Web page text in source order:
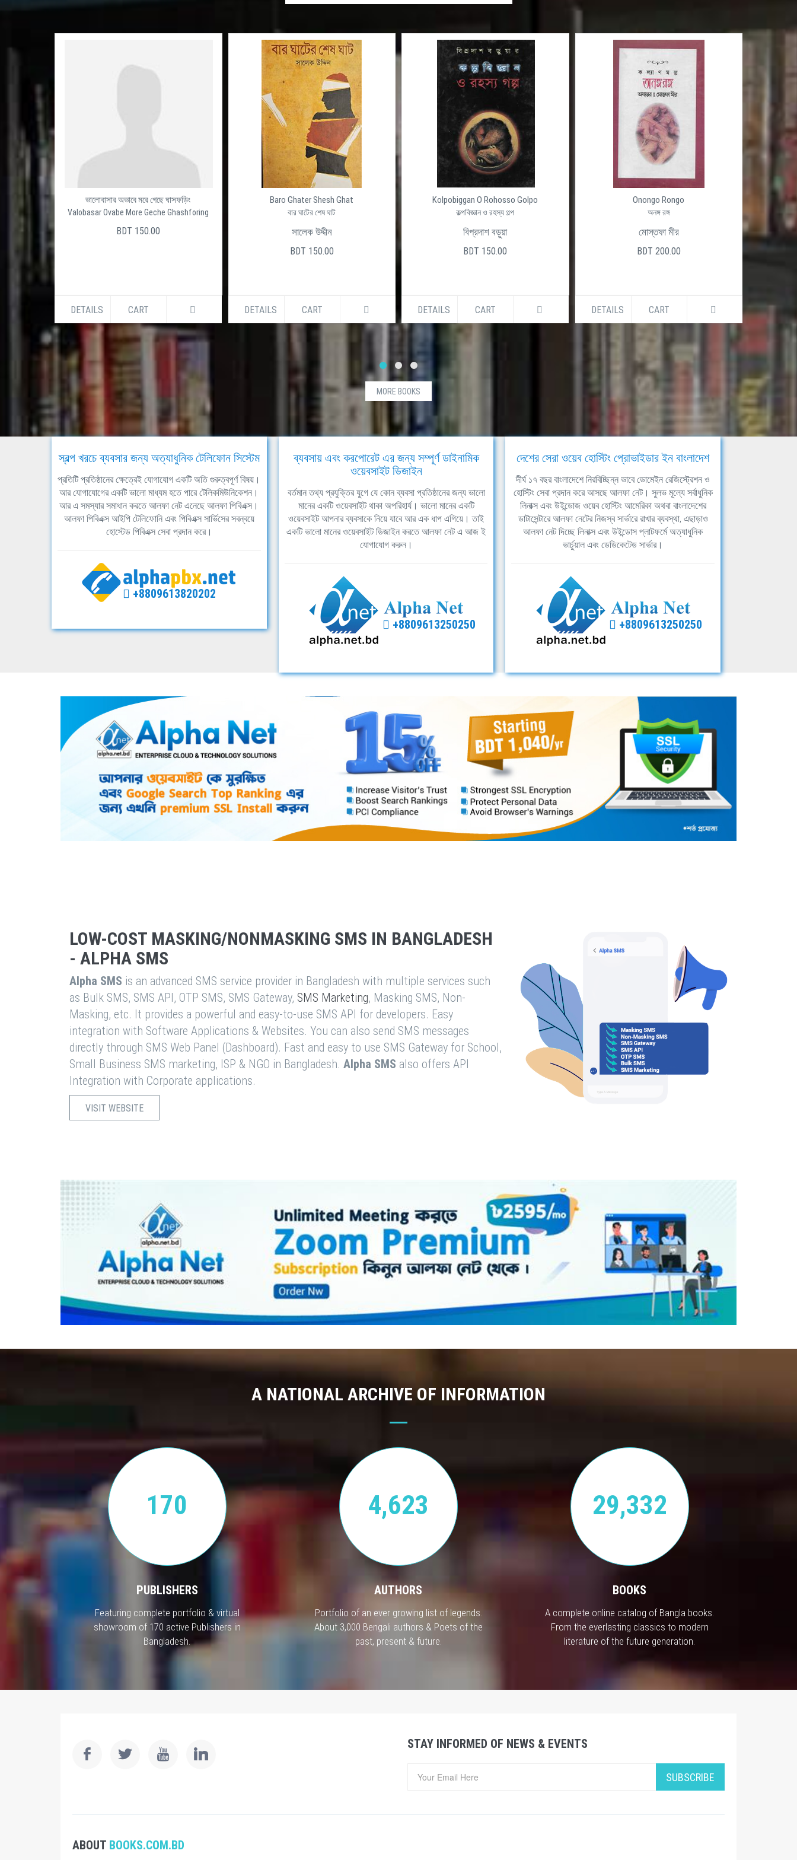
ভালোবাসার অভাবে মরে গেছে ঘাসফড়িং
Valobasar Ovabe More Geche Ghashforing
BDT 150.00
DETAILS CART
Baro Ghater Shesh Ghat
বার ঘাটের শেষ ঘাট
সালেক উদ্দীন
BDT 150.00
DETAILS CART
Kolpobiggan O Rohosso Golpo
কল্পবিজ্ঞান ও রহস্য গল্প
বিপ্রদাশ বড়ুয়া
BDT 150.00
DETAILS CART
Onongo Rongo
অনঙ্গ রঙ্গ
মোস্তফা মীর
BDT 200.00
DETAILS CART
MORE BOOKS
স্বল্প খরচে ব্যবসার জন্য অত্যাধুনিক টেলিফোন সিস্টেম
প্রতিটি প্রতিষ্ঠানের ক্ষেত্রেই যোগাযোগ একটি অতি গুরুত্বপূর্ণ বিষয়।
আর যোগাযোগের একটি ভালো মাধ্যম হতে পারে টেলিকমিউনিকেশন।
আর এ সমস্যার সমাধান করতে আলফা নেট এনেছে আলফা পিবিএক্স।
আলফা পিবিএক্স আইপি টেলিফোনি এবং পিবিএক্স সার্ভিসের সবন্বয়ে
হোস্টেড পিবিএক্স সেবা প্রদান করে।
+8809613820202
ব্যবসায় এবং করপোরেট এর জন্য সম্পূর্ণ ডাইনামিক
ওয়েবসাইট ডিজাইন
বর্তমান তথ্য প্রযুক্তির যুগে যে কোন ব্যবসা প্রতিষ্ঠানের জন্য ভালো
মানের একটি ওয়েবসাইট থাকা অপরিহার্য। ভালো মানের একটি
ওয়েবসাইট আপনার ব্যবসাকে নিয়ে যাবে আর এক ধাপ এগিয়ে। তাই
একটি ভালো মানের ওয়েবসাইট ডিজাইন করতে আলফা নেট এ আজ ই
যোগাযোগ করুন।
+8809613250250
দেশের সেরা ওয়েব হোস্টিং প্রোভাইডার ইন বাংলাদেশ
দীর্ঘ ১৭ বছর বাংলাদেশে নিরবিচ্ছিন্ন ভাবে ডোমেইন রেজিস্ট্রেশন ও
হোস্টিং সেবা প্রদান করে আসছে আলফা নেট। সুলভ মূল্যে সর্বাধুনিক
লিনাক্স এবং উইন্ডোজ ওয়েব হোস্টিং আমেরিকা অথবা বাংলাদেশের
ডাটাসেন্টারে আলফা নেটের নিজস্ব সার্ভারে রাখার ব্যবস্থা, এছাড়াও
আলফা নেট দিচ্ছে লিনাক্স এবং উইন্ডোস প্লাটফর্মে অত্যাধুনিক
ভার্চুয়াল এবং ডেডিকেটেড সার্ভার।
+8809613250250
LOW-COST MASKING/NONMASKING SMS IN BANGLADESH
- ALPHA SMS
Alpha SMS is an advanced SMS service provider in Bangladesh with multiple services such
as Bulk SMS, SMS API, OTP SMS, SMS Gateway, SMS Marketing, Masking SMS, Non-
Masking, etc. It provides a powerful and easy-to-use SMS API for developers. Easy
integration with Software Applications & Websites. You can also send SMS messages
directly through SMS Web Panel (Dashboard). Fast and easy to use SMS Gateway for School,
Small Business SMS marketing, ISP & NGO in Bangladesh. Alpha SMS also offers API
Integration with Corporate applications.
VISIT WEBSITE
A NATIONAL ARCHIVE OF INFORMATION
170
PUBLISHERS
Featuring complete portfolio & virtual
showroom of 170 active Publishers in
Bangladesh.
4,623
AUTHORS
Portfolio of an ever growing list of legends.
About 3,000 Bengali authors & Poets of the
past, present & future.
29,332
BOOKS
A complete online catalog of Bangla books.
From the everlasting classics to modern
literature of the future generation.
STAY INFORMED OF NEWS & EVENTS
SUBSCRIBE
ABOUT BOOKS.COM.BD